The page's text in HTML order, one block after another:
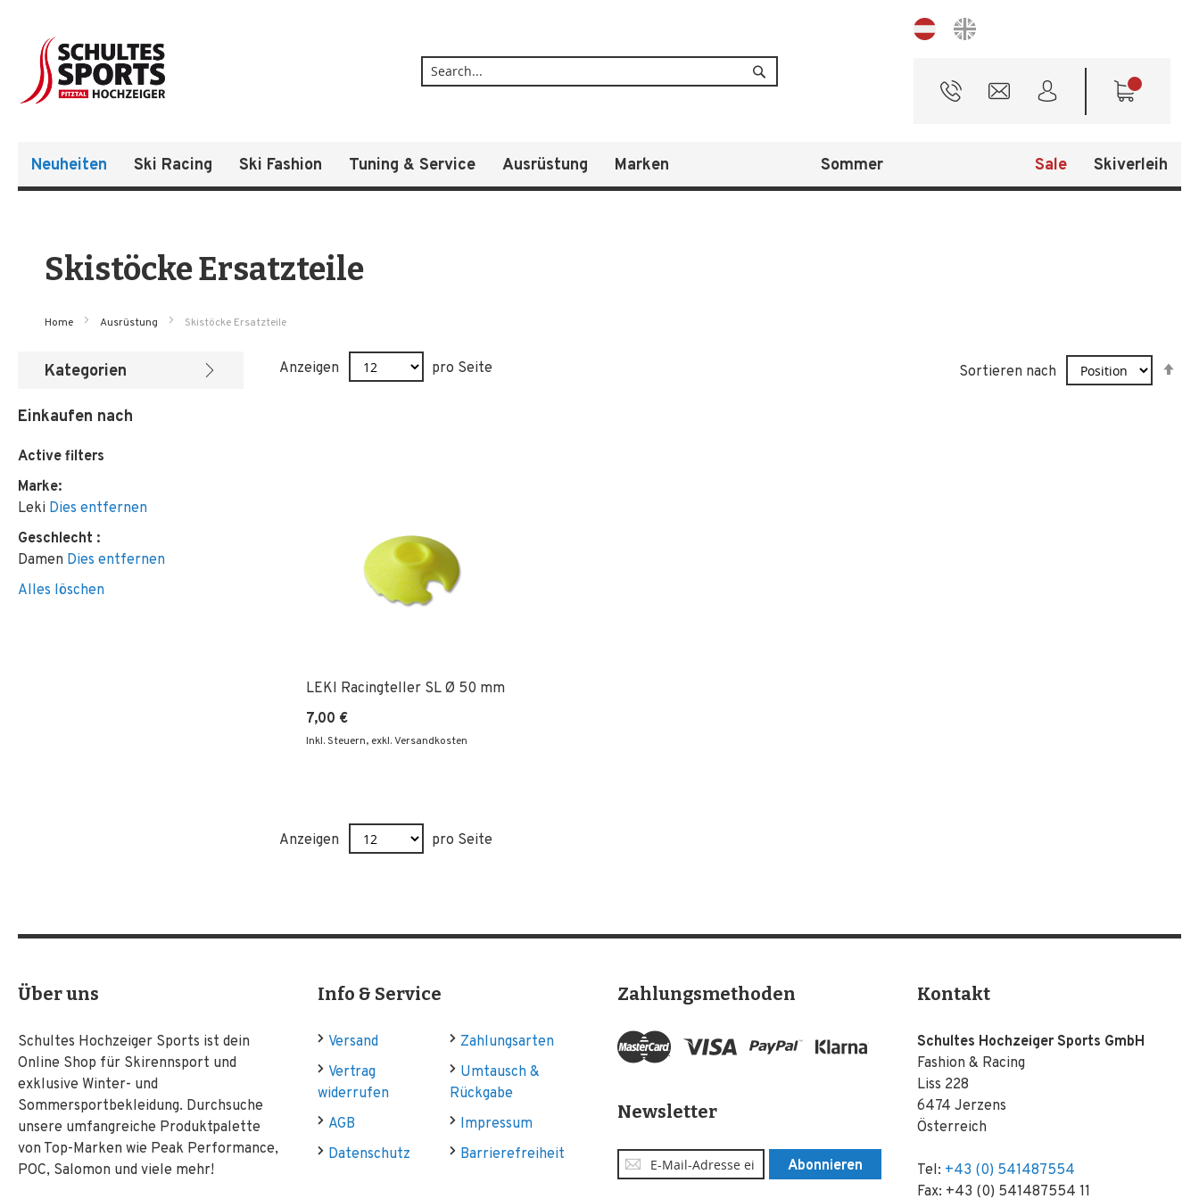
Suche
Sprache
Neuheiten Ski Racing Ski Fashion Tuning & Service Ausrüstung Marken Sommer Sale Skiverleih
Skistöcke Ersatzteile
Home Ausrüstung Skistöcke Ersatzteile
Anzeigen pro Seite Sortieren nach
LEKI Racingteller SL Ø 50 mm
7,00 €
Inkl. Steuern, exkl. Versandkosten
Anzeigen pro Seite
Kategorien
Einkaufen nach
Active filters
Marke
Leki Dies entfernen
Geschlecht
Damen Dies entfernen
Alles löschen
Über uns
Schultes Hochzeiger Sports ist dein
Online Shop für Skirennsport und
exklusive Winter- und
Sommersportbekleidung. Durchsuche
unsere umfangreiche Produktpalette
von Top-Marken wie Peak Performance,
POC, Salomon und viele mehr!
Info & Service
Versand
Zahlungsarten
Vertrag
widerrufen
Umtausch &
Rückgabe
AGB
Impressum
Datenschutz
Barrierefreiheit
Zahlungsmethoden
Newsletter
Anmeldung
zum
Abonnieren
Kontakt
Schultes Hochzeiger Sports GmbH
Fashion & Racing
Liss 228
6474 Jerzens
Österreich
Tel: +43 (0) 541487554
Fax: +43 (0) 541487554 11